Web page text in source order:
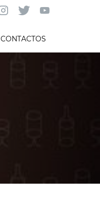
CONTACTOS